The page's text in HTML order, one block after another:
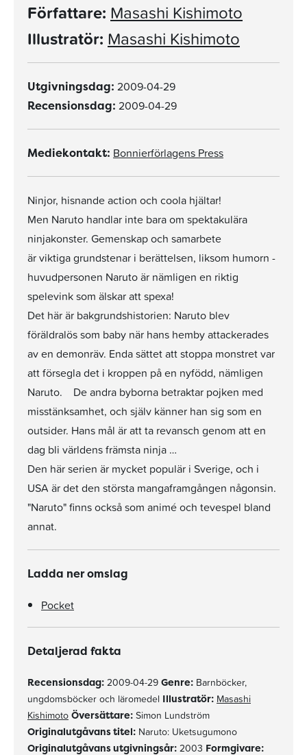
Författare: Masashi Kishimoto
Illustratör: Masashi Kishimoto
Utgivningsdag: 2009-04-29
Recensionsdag: 2009-04-29
Mediekontakt: Bonnierförlagens Press
Ninjor, hisnande action och coola hjältar!
Men Naruto handlar inte bara om spektakulära
ninjakonster. Gemenskap och samarbete
är viktiga grundstenar i berättelsen, liksom humorn -
huvudpersonen Naruto är nämligen en riktig
spelevink som älskar att spexa!
Det här är bakgrundshistorien: Naruto blev
föräldralös som baby när hans hemby attackerades
av en demonräv. Enda sättet att stoppa monstret var
att försegla det i kroppen på en nyfödd, nämligen
Naruto. De andra byborna betraktar pojken med
misstänksamhet, och själv känner han sig som en
outsider. Hans mål är att ta revansch genom att en
dag bli världens främsta ninja …
Den här serien är mycket populär i Sverige, och i
USA är det den största mangaframgången någonsin.
"Naruto" finns också som animé och tevespel bland
annat.
Ladda ner omslag
Pocket
Detaljerad fakta
Recensionsdag: 2009-04-29 Genre: Barnböcker,
ungdomsböcker och läromedel Illustratör: Masashi
Kishimoto Översättare: Simon Lundström
Originalutgåvans titel: Naruto: Uketsugumono
Originalutgåvans utgivningsår: 2003 Formgivare: